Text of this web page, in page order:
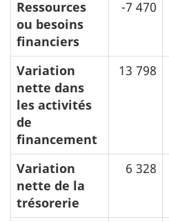
Ressources
ou besoins
financiers
-7 470
Variation
nette dans
les activités
de
financement
13 798
Variation
nette de la
trésorerie
6 328